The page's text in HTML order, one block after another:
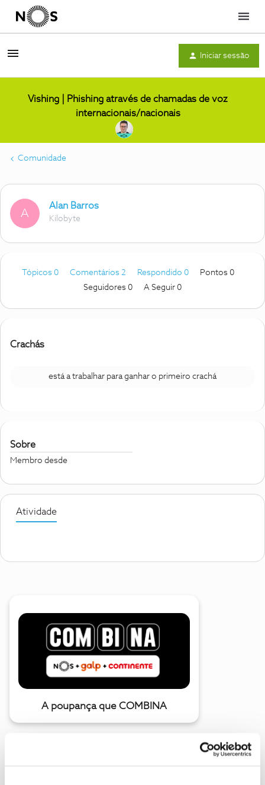
Menu
Iniciar sessão
Vishing | Phishing através de chamadas de voz
internacionais/nacionais
Comunidade
A
Alan Barros
Kilobyte
Tópicos 0 Comentários 2 Respondido 0
Pontos 0
Seguidores 0 A Seguir 0
Crachás
está a trabalhar para ganhar o primeiro crachá
Sobre
Membro desde
Atividade
A poupança que COMBINA